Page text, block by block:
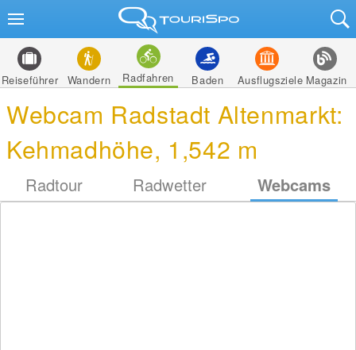
Reiseführer Wandern Radfahren Baden Ausflugsziele Magazin
Webcam Radstadt Altenmarkt:
Kehmadhöhe, 1,542 m
Radtour Radwetter Webcams